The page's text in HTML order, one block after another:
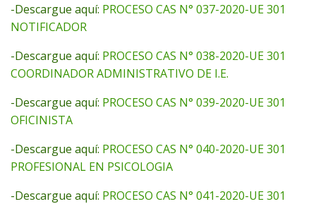
-Descargue aquí: PROCESO CAS N° 037-2020-UE 301
NOTIFICADOR
-Descargue aquí: PROCESO CAS N° 038-2020-UE 301
COORDINADOR ADMINISTRATIVO DE I.E.
-Descargue aquí: PROCESO CAS N° 039-2020-UE 301
OFICINISTA
-Descargue aquí: PROCESO CAS N° 040-2020-UE 301
PROFESIONAL EN PSICOLOGIA
-Descargue aquí: PROCESO CAS N° 041-2020-UE 301